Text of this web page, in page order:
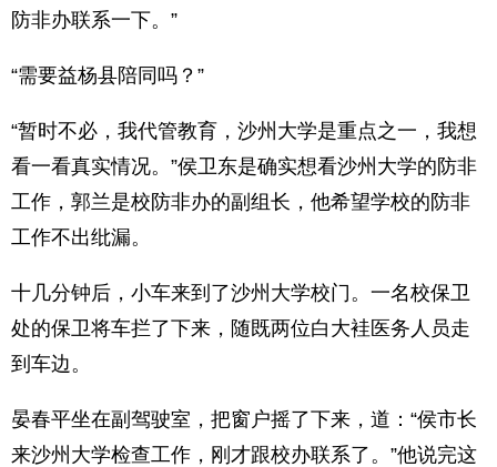
防非办联系一下。”
“需要益杨县陪同吗？”
“暂时不必，我代管教育，沙州大学是重点之一，我想
看一看真实情况。”侯卫东是确实想看沙州大学的防非
工作，郭兰是校防非办的副组长，他希望学校的防非
工作不出纰漏。
十几分钟后，小车来到了沙州大学校门。一名校保卫
处的保卫将车拦了下来，随既两位白大袿医务人员走
到车边。
晏春平坐在副驾驶室，把窗户摇了下来，道：“侯市长
来沙州大学检查工作，刚才跟校办联系了。”他说完这